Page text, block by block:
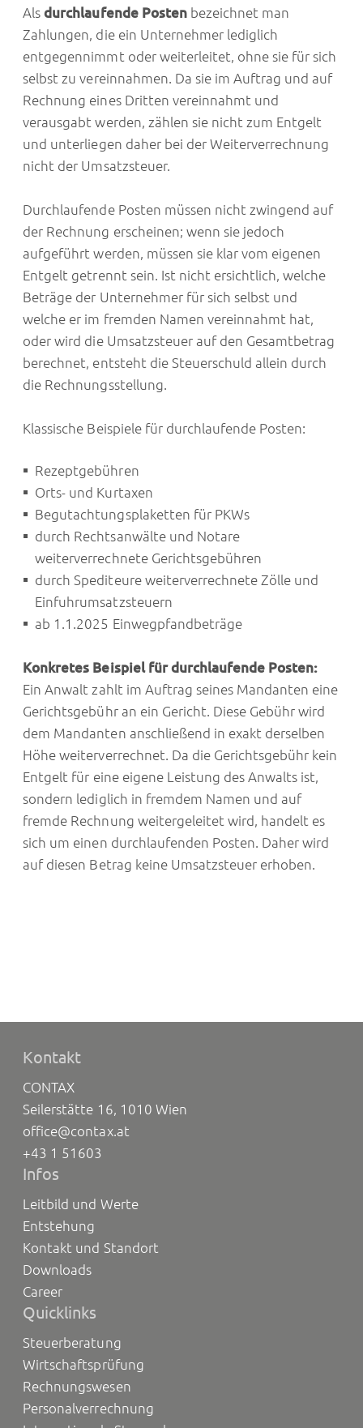
Alsdurchlaufende Postenbezeichnet man
Zahlungen, die ein Unternehmer lediglich
entgegennimmt oder weiterleitet, ohne sie für sich
selbst zu vereinnahmen. Da sie im Auftrag und auf
Rechnung eines Dritten vereinnahmt und
verausgabt werden, zählen sie nicht zum Entgelt
und unterliegen daher bei der Weiterverrechnung
nicht der Umsatzsteuer.
Durchlaufende Posten müssen nicht zwingend auf
der Rechnung erscheinen; wenn sie jedoch
aufgeführt werden, müssen sie klar vom eigenen
Entgelt getrennt sein. Ist nicht ersichtlich, welche
Beträge der Unternehmer für sich selbst und
welche er im fremden Namen vereinnahmt hat,
oder wird die Umsatzsteuer auf den Gesamtbetrag
berechnet, entsteht die Steuerschuld allein durch
die Rechnungsstellung.
Klassische Beispiele für durchlaufende Posten:
Rezeptgebühren
Orts- und Kurtaxen
Begutachtungsplaketten für PKWs
durch Rechtsanwälte und Notare
weiterverrechnete Gerichtsgebühren
durch Spediteure weiterverrechnete Zölle und
Einfuhrumsatzsteuern
ab 1.1.2025 Einwegpfandbeträge
Konkretes Beispiel für durchlaufende Posten:
Ein Anwalt zahlt im Auftrag seines Mandanten eine
Gerichtsgebühr an ein Gericht. Diese Gebühr wird
dem Mandanten anschließend in exakt derselben
Höhe weiterverrechnet. Da die Gerichtsgebühr kein
Entgelt für eine eigene Leistung des Anwalts ist,
sondern lediglich in fremdem Namen und auf
fremde Rechnung weitergeleitet wird, handelt es
sich um einen durchlaufenden Posten. Daher wird
auf diesen Betrag keine Umsatzsteuer erhoben.
Kontakt
CONTAX
Seilerstätte 16, 1010 Wien
office@contax.at
+43 1 51603
Infos
Leitbild und Werte
Entstehung
Kontakt und Standort
Downloads
Career
Quicklinks
Steuerberatung
Wirtschaftsprüfung
Rechnungswesen
Personalverrechnung